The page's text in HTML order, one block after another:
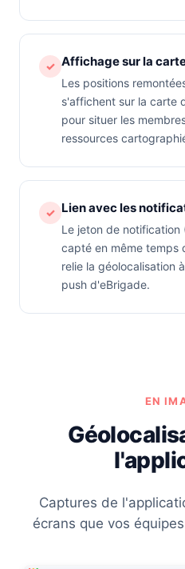
✓ Affichage sur la
Les positions
s'affichent sur la carte
pour situer les
ressources
✓ Lien avec les
Le jeton de notification
capté en même temps
relie la géolocalisation
push d'eBrigade.
EN
Captures de
écrans que vos